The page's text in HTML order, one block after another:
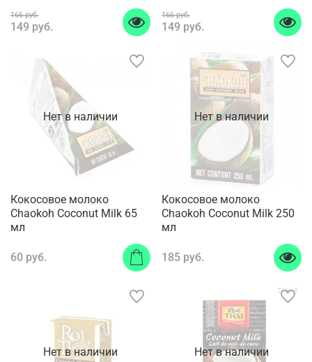
166 руб.
149 руб.
166 руб.
149 руб.
Нет в наличии
Кокосовое молоко
Chaokoh Coconut Milk 65
мл
60 руб.
Нет в наличии
Кокосовое молоко
Chaokoh Coconut Milk 250
мл
185 руб.
Нет в наличии Нет в наличии